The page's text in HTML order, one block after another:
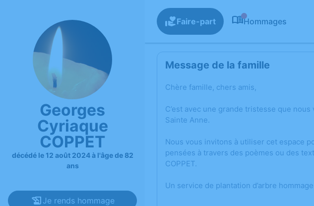
Georges
Cyriaque
COPPET
décédé le 12 août 2024 à l'âge de 82
ans
Je rends hommage
Faire-part Hommages
Message de la famille
Chère famille, chers amis,
C’est avec une grande tristesse que
Sainte Anne.
Nous vous invitons à utiliser cet espace
pensées à travers des poèmes ou des
COPPET.
Un service de plantation d’arbre